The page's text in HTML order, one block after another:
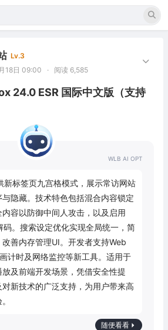
Lv.3
18日 09:00
· 阅读 6,585
24.0 ESR 国际中文版（支持
新标签页九宫格模式，展示常访网站
隐藏。技术特色包括混合内容锁定
容以防御中间人攻击，以及启用
码。搜索设定优化实现全局统一，简
善内存管理UI。开发者支持Web
计时及网络监控等新工具。适用于
及前端开发场景，凭借安全性提
新技术的广泛支持，为用户带来高
随便看看